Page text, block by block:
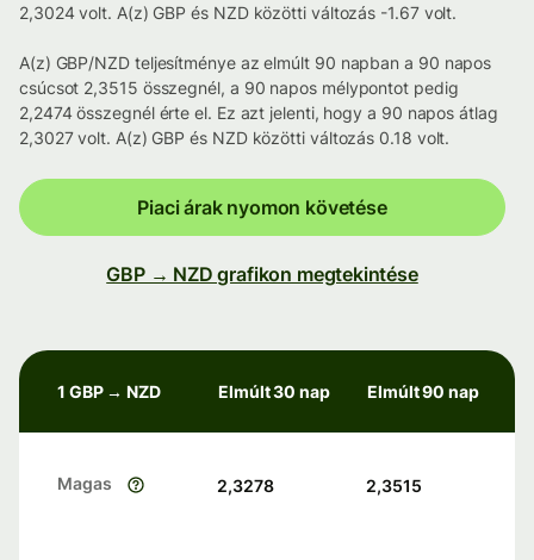
2,3024 volt. A(z) GBP és NZD közötti változás -1.67 volt.
A(z) GBP/NZD teljesítménye az elmúlt 90 napban a 90 napos
csúcsot 2,3515 összegnél, a 90 napos mélypontot pedig
2,2474 összegnél érte el. Ez azt jelenti, hogy a 90 napos átlag
2,3027 volt. A(z) GBP és NZD közötti változás 0.18 volt.
Piaci árak nyomon követése
GBP → NZD grafikon megtekintése
1 GBP → NZD Elmúlt 30 nap Elmúlt 90 nap
Magas 2,3278 2,3515